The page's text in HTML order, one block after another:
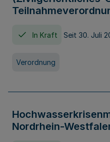
In Kraft Seit 30. Juli
Verordnung
Nordrhein-